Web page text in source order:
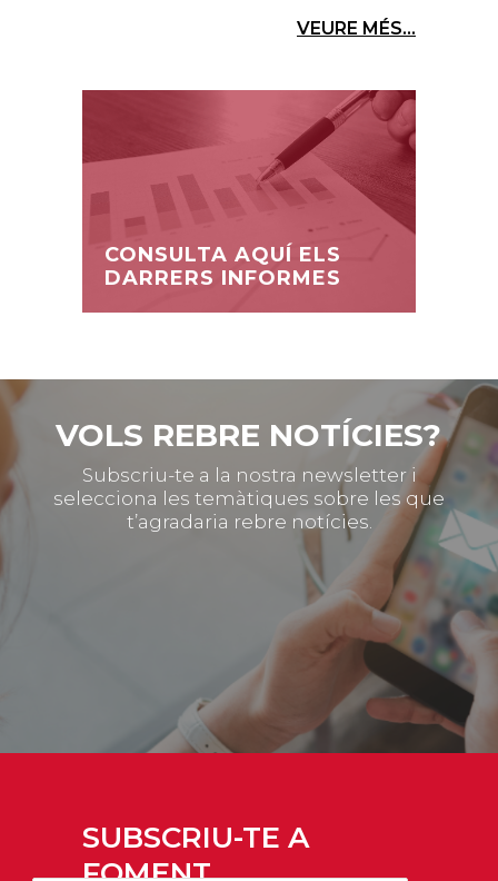
VEURE MÉS...
CONSULTA AQUÍ ELS
DARRERS INFORMES
VOLS REBRE NOTÍCIES?
Subscriu-te a la nostra newsletter i
selecciona les temàtiques sobre les que
t’agradaria rebre notícies.
SUBSCRIU-TE A
FOMENT